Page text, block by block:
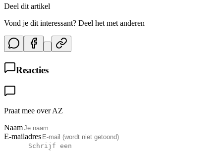
Deel dit artikel
Vond je dit interessant? Deel het met anderen
Reacties
Praat mee over AZ
Naam
E-mailadres